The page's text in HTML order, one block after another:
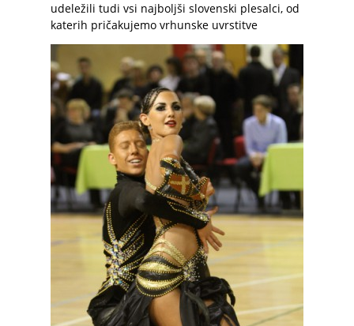
udeležili tudi vsi najboljši slovenski plesalci, od
katerih pričakujemo vrhunske uvrstitve